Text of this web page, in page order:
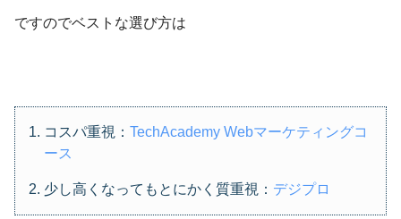
ですのでベストな選び方は
コスパ重視： TechAcademy Webマーケティングコ
ース
少し高くなってもとにかく質重視： デジプロ